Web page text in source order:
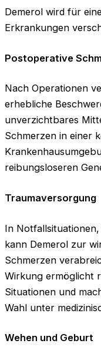
Demerol wird für
Erkrankungen
Postoperative
Nach Operationen
erhebliche
unverzichtbares
Schmerzen in einer
reibungsloseren
Traumaversorgung
In
kann Demerol zur
Schmerzen
Wirkung ermöglicht
Situationen und
Wahl unter
Wehen und Geburt